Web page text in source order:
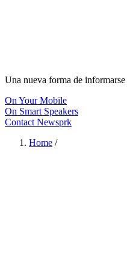
Una nueva forma de
On Your Mobile
On Smart Speakers
Contact Newsprk
Home /